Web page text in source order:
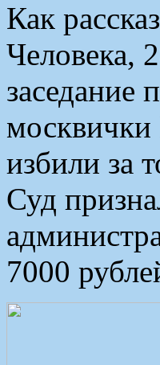
Как
Человека,
заседание
избили за
Суд
7000